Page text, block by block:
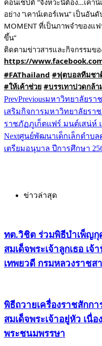
อย่าง “เคาน์เตอร์เพน” เป็นอั
MOMENT ที่เป็นภาพจำของแ
ขึ้น”
ติดตามข่าวสารและกิจกรรมข
https://
#FAThailand #ฟุตบอลทีมชา
#ให้เค้าช่วย #บรรเทาปวดกล้า
PrevPreviousมหาวิทยาลัยรา
เสริมกิจการมหาวิทยาลัยรา
ราชภัฏภูเก็ตแฟร์ มนต์เสน่ห์
Nextศูนย์พัฒนาเด็กเล็กตำบล
เตรียมอนุบาล ปีการศึกษา
ข่าวล่าสุด
ทต.วิชิต ร่วมพิธีบำเพ็ญกุ
สมเด็จพระเจ้าลูกเธอ เ
เทพยวดี กรมหลวงราช
พิธีถวายเครื่องราชสักก
สมเด็จพระเจ้าอยู่หัว เนื่
พระชนมพรรษา